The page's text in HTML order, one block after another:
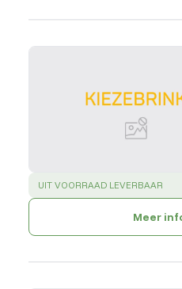
SUCCESS:
UIT VOORRAAD LEVERBAAR
Meer